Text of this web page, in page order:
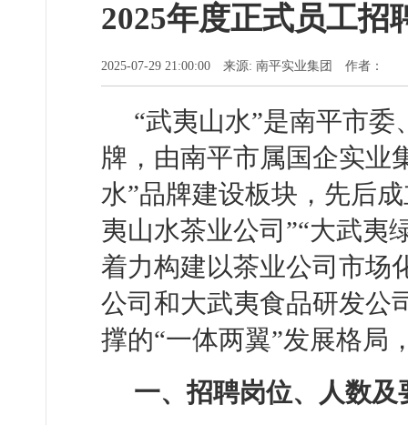
2025年度正式员工招
2025-07-29 21:00:00 来源: 南平实业集团 作者：
“武夷山水”是南平市
牌，由南平市属国企实业
水”品牌建设板块，先后
夷山水茶业公司”“大武夷
着力构建以茶业公司市场
公司和大武夷食品研发公
撑的“一体两翼”发展格局
一、招聘岗位、人数及